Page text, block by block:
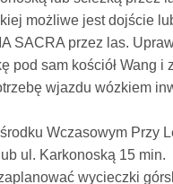
możliwe jest dojście
SACRA przez las.
pod sam kościół Wang i
wjazdu wózkiem
Wczasowym Przy
ul. Karkonoską 15 min.
wycieczki